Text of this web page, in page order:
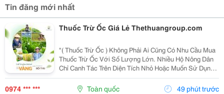
Tin đăng mới nhất
Thuốc Trừ Ốc Giá Lẻ Thethuangroup.com
"( Thuốc Trừ Ốc ) Không Phải Ai Cũng Có Nhu Cầu Mua
Thuốc Trừ Ốc Với Số Lượng Lớn. Nhiều Hộ Nông Dân
Chỉ Canh Tác Trên Diện Tích Nhỏ Hoặc Muốn Sử Dụng
Thử Trước Khi Quyết Định Nhập Nhiều Hơn. Vì Vậy,
Việc Tìm Kiếm Thuốc Trừ Ốc Giá Lẻ Là Nhu Cầu Rất...
0974 *** *** Toàn quốc 49 phút trước